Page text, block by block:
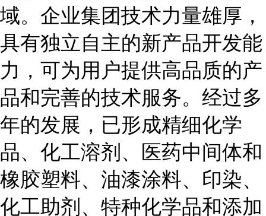
域。企业集团技术力量雄厚，
具有独立自主的新产品开发能
力，可为用户提供高品质的产
品和完善的技术服务。经过多
年的发展，已形成精细化学
品、化工溶剂、医药中间体和
橡胶塑料、油漆涂料、印染、
化工助剂、特种化学品和添加